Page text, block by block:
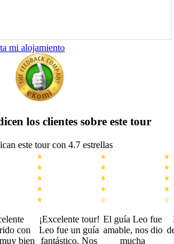
mi alojamiento
los clientes sobre este tour
este tour con 4.7 estrellas
con
bien
¡Excelente tour!
Leo fue un guía
fantástico. Nos
El guía Leo fue
amable, nos dio
mucha